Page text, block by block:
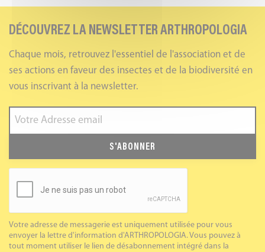
DÉCOUVREZ LA NEWSLETTER ARTHROPOLOGIA
Chaque mois, retrouvez l'essentiel de l'association et de
ses actions en faveur des insectes et de la biodiversité en
vous inscrivant à la newsletter.
S'ABONNER
Votre adresse de messagerie est uniquement utilisée pour vous
envoyer la lettre d'information d'ARTHROPOLOGIA. Vous pouvez à
tout moment utiliser le lien de désabonnement intégré dans la